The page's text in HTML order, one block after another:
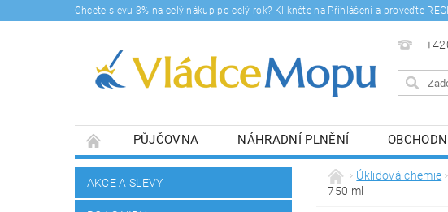
Chcete slevu 3% na celý nákup po celý rok? Klikněte na Přihlášení a proveďte
PŮJČOVNA NÁHRADNÍ PLNĚNÍ
DOPRAVY A PLATBA
BLOG SOUHLASÍM SE
AKCE A SLEVY
Úklidová chemie
750 ml